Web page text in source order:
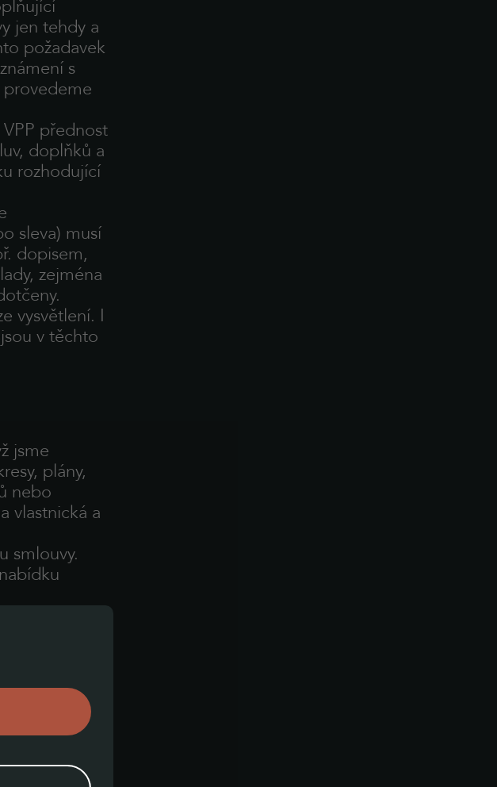
jen tehdy a
požadavek
s
přednost
doplňků a
rozhodující
sleva) musí
dopisem,
zejména
vysvětlení. I
v těchto
jsme
plány,
nebo
vlastnická a
smlouvy.
nebo
cen.